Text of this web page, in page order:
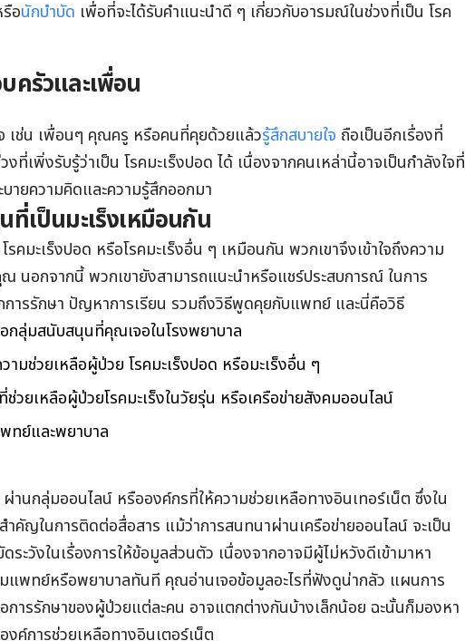
อนักบำบัด เพื่อที่จะได้รับคำแนะนำดี ๆ เกี่ยวกับอารมณ์ในช่วงที่เป็น โรค
ครัวและเพื่อน
เช่น เพื่อนๆ คุณครู หรือคนที่คุยด้วยแล้วรู้สึกสบายใจ ถือเป็นอีกเรื่องที่
ที่เพิ่งรับรู้ว่าเป็น โรคมะเร็งปอด ได้ เนื่องจากคนเหล่านี้อาจเป็นกำลังใจที่
ายความคิดและความรู้สึกออกมา
เป็นมะเร็งเหมือนกัน
คมะเร็งปอด หรือโรคมะเร็งอื่น ๆ เหมือนกัน พวกเขาจึงเข้าใจถึงความ
นอกจากนี้ พวกเขายังสามารถแนะนำหรือแชร์ประสบการณ์ ในการ
การรักษา ปัญหาการเรียน รวมถึงวิธีพูดคุยกับแพทย์ และนี่คือวิธี
ลุ่มสนับสนุนที่คุณเจอในโรงพยาบาล
ามช่วยเหลือผู้ป่วย โรคมะเร็งปอด หรือมะเร็งอื่น ๆ
ช่วยเหลือผู้ป่วยโรคมะเร็งในวัยรุ่น หรือเครือข่ายสังคมออนไลน์
ทย์และพยาบาล
นกลุ่มออนไลน์ หรือองค์กรที่ให้ความช่วยเหลือทางอินเทอร์เน็ต ซึ่งใน
คัญในการติดต่อสื่อสาร แม้ว่าการสนทนาผ่านเครือข่ายออนไลน์ จะเป็น
ระวังในเรื่องการให้ข้อมูลส่วนตัว เนื่องจากอาจมีผู้ไม่หวังดีเข้ามาหา
มแพทย์หรือพยาบาลทันที คุณอ่านเจอข้อมูลอะไรที่ฟังดูน่ากลัว แผนการ
การรักษาของผู้ป่วยแต่ละคน อาจแตกต่างกันบ้างเล็กน้อย ฉะนั้นก็มองหา
ค์การช่วยเหลือทางอินเตอร์เน็ต